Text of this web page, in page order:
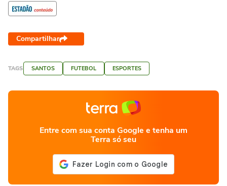
Compartilhar
TAGS SANTOS FUTEBOL ESPORTES
Entre com sua conta Google e tenha um
Terra só seu